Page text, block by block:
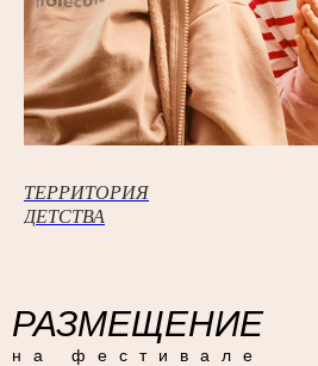
ТЕРРИТОРИЯ
ДЕТСТВА
РАЗМЕЩЕНИЕ
на фестивале